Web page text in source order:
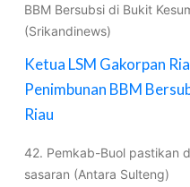
BBM Bersubsi di Bukit
(Srikandinews)
Ketua LSM Gakorpan
Penimbunan BBM
Riau
42. Pemkab-Buol pastikan
sasaran (Antara Sulteng)